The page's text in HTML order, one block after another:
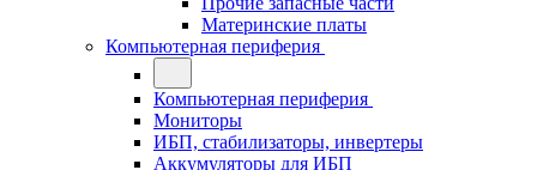
Материнские платы
Компьютерная периферия
Компьютерная периферия
Мониторы
ИБП, стабилизаторы, инвертеры
Аккумуляторы для ИБП